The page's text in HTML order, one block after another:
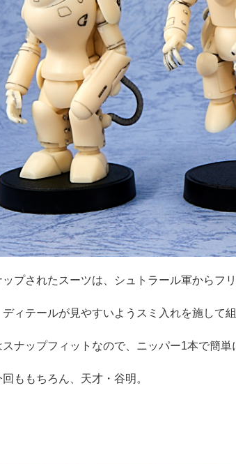
ップされたスーツは、シュトラール軍からフ
ィテールが見やすいようスミ入れを施して
ナップフィットなので、ニッパー1本で簡単
ももちろん、天才・谷明。